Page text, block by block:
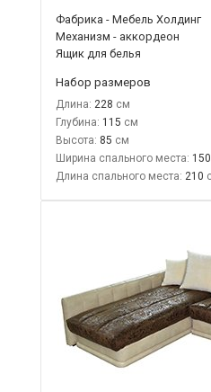
Фабрика - Мебель Холдинг
Механизм - аккордеон
Ящик для белья
Набор размеров
Длина: 228
Глубина: 115
Высота: 85
Ширина спального места: 150
Длина спального места: 210